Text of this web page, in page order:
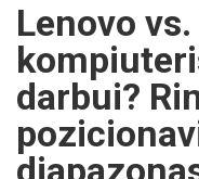
Lenovo
darbui?